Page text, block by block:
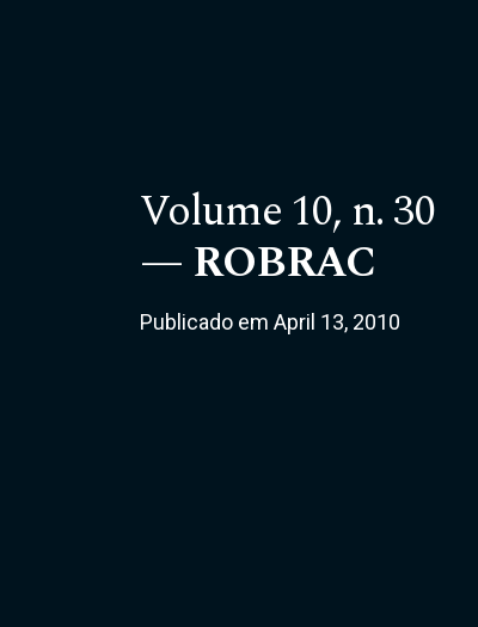
Volume 10, n. 30
ROBRAC
Publicado em April 13, 2010